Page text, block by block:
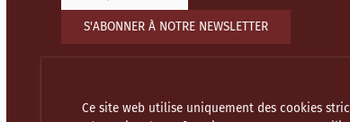
S'ABONNER À NOTRE NEWSLETTER
Ce site web utilise uniquement des cookies